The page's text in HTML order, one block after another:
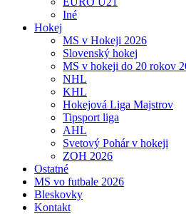
Iné
Hokej
MS v Hokeji 2026
Slovenský hokej
MS v hokeji do 20 rokov
NHL
KHL
Hokejová Liga Majstrov
Tipsport liga
AHL
Svetový Pohár v hokeji
ZOH 2026
Ostatné
MS vo futbale 2026
Bleskovky
Kontakt